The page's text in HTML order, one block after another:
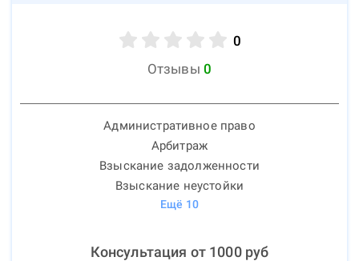
0
Отзывы 0
Административное право
Арбитраж
Взыскание задолженности
Взыскание неустойки
Ещё 10
Консультация от 1000руб